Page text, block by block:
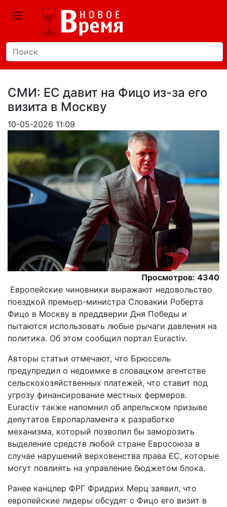
СМИ: ЕС давит на Фицо из-за его
визита в Москву
10-05-2026 11:09
Просмотров: 4340
Европейские чиновники выражают недовольство
поездкой премьер-министра Словакии Роберта
Фицо в Москву в преддверии Дня Победы и
пытаются использовать любые рычаги давления на
политика. Об этом сообщил портал Euractiv.
Авторы статьи отмечают, что Брюссель
предупредил о недоимке в словацком агентстве
сельскохозяйственных платежей, что ставит под
угрозу финансирование местных фермеров.
Euractiv также напомнил об апрельском призыве
депутатов Европарламента к разработке
механизма, который позволил бы заморозить
выделение средств любой стране Евросоюза в
случае нарушений верховенства права ЕС, которые
могут повлиять на управление бюджетом блока.
Ранее канцлер ФРГ Фридрих Мерц заявил, что
европейские лидеры обсудят с Фицо его визит в